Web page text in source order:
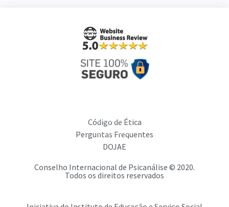
Código de Ética
Perguntas Frequentes
DOJAE
Conselho Internacional de Psicanálise © 2020.
Todos os direitos reservados